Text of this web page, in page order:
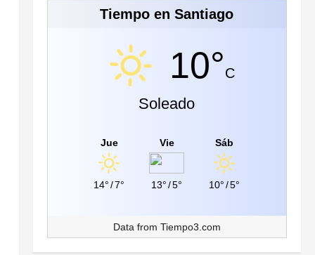
Tiempo en Santiago
10°C
Soleado
Jue
14° /7°
Vie
13° /5°
Sáb
10° /5°
Data from Tiempo3.com